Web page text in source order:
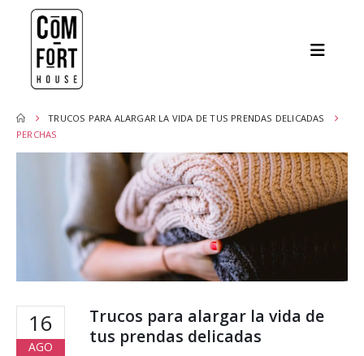
TRUCOS PARA ALARGAR LA VIDA DE TUS PRENDAS DELICADAS
PERCHAS
16
AGO
Trucos para alargar la vida de
tus prendas delicadas